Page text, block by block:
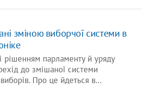
зміною виборчої системи в
рішенням парламенту й уряду
до змішаної системи
Про це йдеться в…